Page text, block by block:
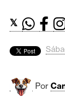
d
s
B
𝕏
Por